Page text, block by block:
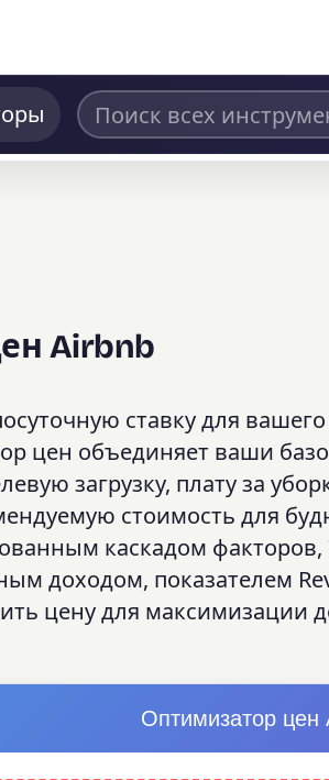
Airbnb
ставку для
цен объединяет ваши
загрузку, плату за
стоимость для
каскадом
доходом, показателем
цену для максимизации
Оптимизатор цен